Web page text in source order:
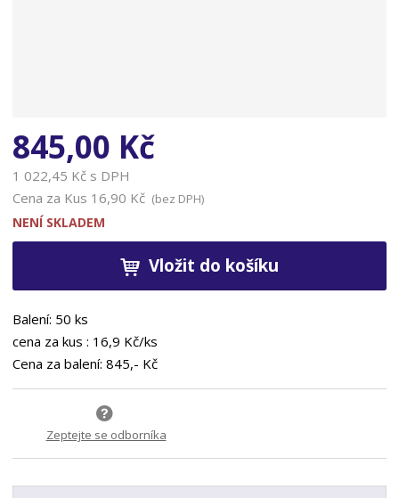
845,00 Kč
1 022,45 Kč s DPH
Cena za Kus 16,90 Kč (bez DPH)
NENÍ SKLADEM
Vložit do košíku
Balení: 50 ks
cena za kus: 16,9 Kč/ks
Cena za balení: 845,- Kč
Zeptejte se odborníka